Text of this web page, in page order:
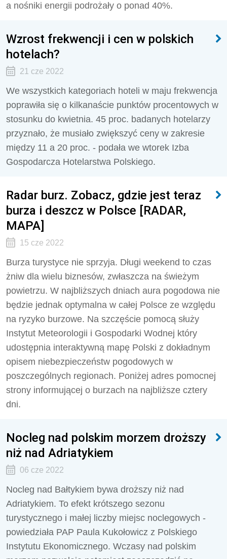
a nośniki energii podrożały o ponad 40%.
Wzrost frekwencji i cen w polskich
hotelach?
21 cze 2022
We wszystkich kategoriach hoteli w maju frekwencja
poprawiła się o kilkanaście punktów procentowych w
stosunku do kwietnia. 45 proc. badanych hotelarzy
przyznało, że musiało zwiększyć ceny w zakresie
między 11 a 20 proc. - podała we wtorek Izba
Gospodarcza Hotelarstwa Polskiego.
Radar burz. Zobacz, gdzie jest teraz
burza i deszcz w Polsce [RADAR,
MAPA]
15 cze 2022
Burza turystyce nie sprzyja. Długi weekend to czas
żniw dla wielu biznesów, zwłaszcza na świeżym
powietrzu. W najbliższych dniach aura pogodowa nie
będzie jednak optymalna w całej Polsce ze względu
na ryzyko burzowe. Na szczęście pomocą służy
Instytut Meteorologii i Gospodarki Wodnej który
udostępnia interaktywną mapę Polski z dokładnym
opisem niebezpieczeństw pogodowych w
poszczególnych regionach. Poniżej adres pomocnej
strony informującej o burzach na najbliższe cztery
dni.
Nocleg nad polskim morzem droższy
niż nad Adriatykiem
06 cze 2022
Nocleg nad Bałtykiem bywa droższy niż nad
Adriatykiem. To efekt krótszego sezonu
turystycznego i małej liczby miejsc noclegowych -
powiedziała PAP Paula Kukołowicz z Polskiego
Instytutu Ekonomicznego. Wczasy nad polskim